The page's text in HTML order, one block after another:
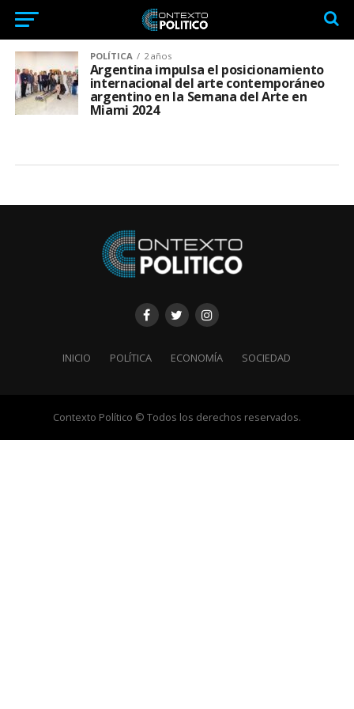
POLÍTICA 2 años
Argentina impulsa el posicionamiento
internacional del arte contemporáneo
argentino en la Semana del Arte en
Miami 2024
INICIO POLÍTICA ECONOMÍA SOCIEDAD
Contexto Político © Todos los derechos reservados.